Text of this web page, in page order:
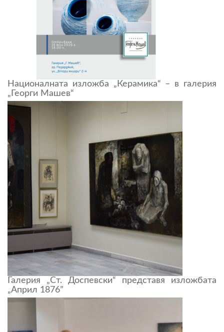
Националната изложба „Керамика“ – в галерия
„Георги Машев“
Галерия „Ст. Доспевски“ представя изложбата
„Април 1876”